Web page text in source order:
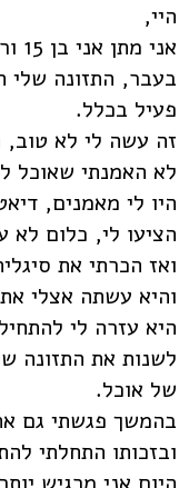
היי,
אני מתן אני בן 15 ורציתי לשתף אתכם בסיפור שלי.
בעבר, התזונה שלי
פעיל בכלל.
זה עשה לי לא טוב, הגעתי בגיל
לא האמנתי שאוכל
היו לי מאמנים,
הציעו לי, כלום לא
ואז הכרתי את
והיא עשתה אצלי
היא עזרה לי
לשנות את התזונה
של אוכל.
בהמשך פגשתי גם
ובזכותו התחלתי